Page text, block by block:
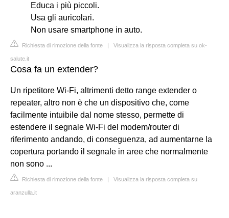
Educa i più piccoli.
Usa gli auricolari.
Non usare smartphone in auto.
Richiesta di rimozione della fonte | Visualizza la risposta completa su ok-
salute.it
Cosa fa un extender?
Un ripetitore Wi-Fi, altrimenti detto range extender o
repeater, altro non è che un dispositivo che, come
facilmente intuibile dal nome stesso, permette di
estendere il segnale Wi-Fi del modem/router di
riferimento andando, di conseguenza, ad aumentarne la
copertura portando il segnale in aree che normalmente
non sono ...
Richiesta di rimozione della fonte | Visualizza la risposta completa su
aranzulla.it